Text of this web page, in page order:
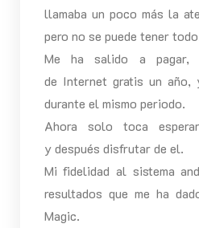
llamaba un poco más la
pero no se puede tener
Me ha salido a
de Internet gratis un año,
durante el mismo periodo.
Ahora solo toca
y después disfrutar de el.
Mi fidelidad al sistema
resultados que me ha
Magic.